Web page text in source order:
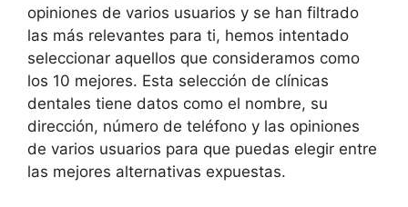
opiniones de varios usuarios y se han filtrado
las más relevantes para ti, hemos intentado
seleccionar aquellos que consideramos como
los 10 mejores. Esta selección de clínicas
dentales tiene datos como el nombre, su
dirección, número de teléfono y las opiniones
de varios usuarios para que puedas elegir entre
las mejores alternativas expuestas.